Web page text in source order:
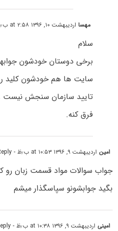
مهسااردیبهشت ۱۰, ۱۳۹۶ at ۲:۵۸ ب٫ظ
سلام
برخی دوستان خودشون
سایت ها هم خودشون کلید رو
تایید سازمان سنجش نیست
فرق کنه.
امین اردیبهشت ۹, ۱۳۹۶ at ۱۰:۵۳ ب٫ظ - Reply
جواب سوالات مواد قسمت زبان رو
بگید جوابشونو سپاسگذار میشم
امینی اردیبهشت ۹, ۱۳۹۶ at ۱۰:۳۸ ب٫ظ - Reply